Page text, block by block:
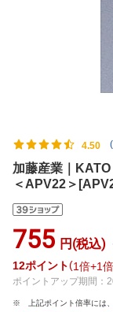
4.50
加藤産業｜
＜APV22＞
755 円(税込)
12ポイント 1倍 1
ポイントアップ期間：
上記ポイント倍率には